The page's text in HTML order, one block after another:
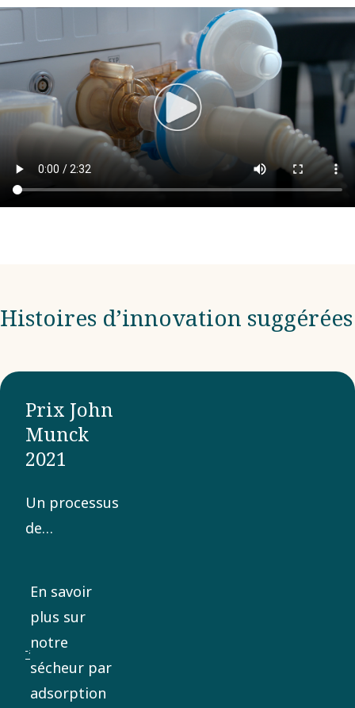
Histoires d’innovation suggérées
Prix John
Munck
2021
Un processus
de
innovation
qui change
En savoir
plus sur
notre
sécheur par
adsorption